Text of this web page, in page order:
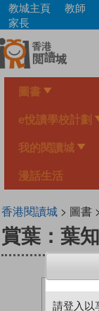
Skip
main
content
教城主頁 教師
家長
圖書
e悅讀學校計劃
我的閱讀城
漫話生活
香港閱讀城> 圖書 >
賞葉：葉
請登入以